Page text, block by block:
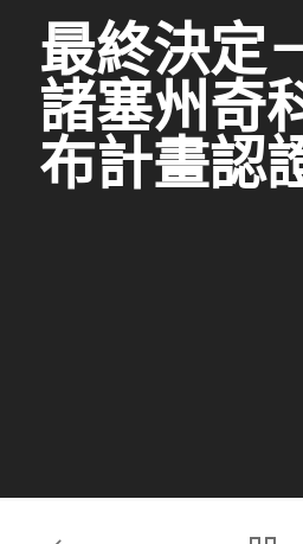
最終決定
諸塞州奇
布計畫認